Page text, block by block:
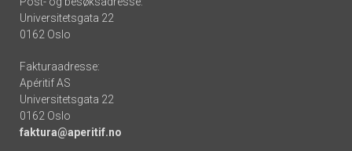
Universitetsgata 22
0162 Oslo
Fakturaadresse:
Apéritif AS
Universitetsgata 22
0162 Oslo
faktura@aperitif.no